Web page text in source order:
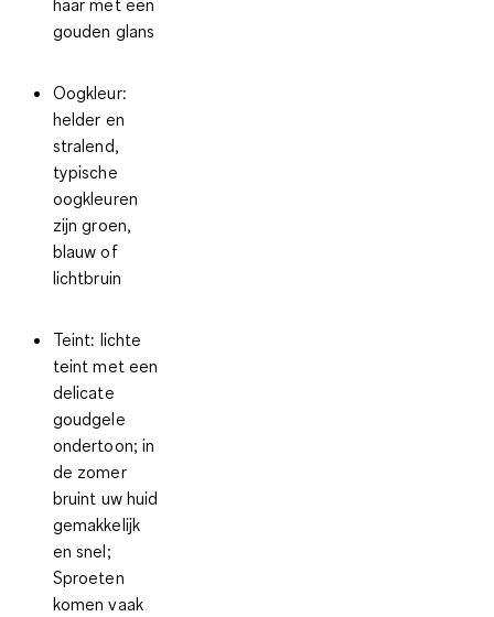
haar met een
gouden glans
Oogkleur:
helder en
stralend,
typische
oogkleuren
zijn groen,
blauw of
lichtbruin
Teint: lichte
teint met een
delicate
goudgele
ondertoon; in
de zomer
bruint uw huid
gemakkelijk
en snel;
Sproeten
komen vaak